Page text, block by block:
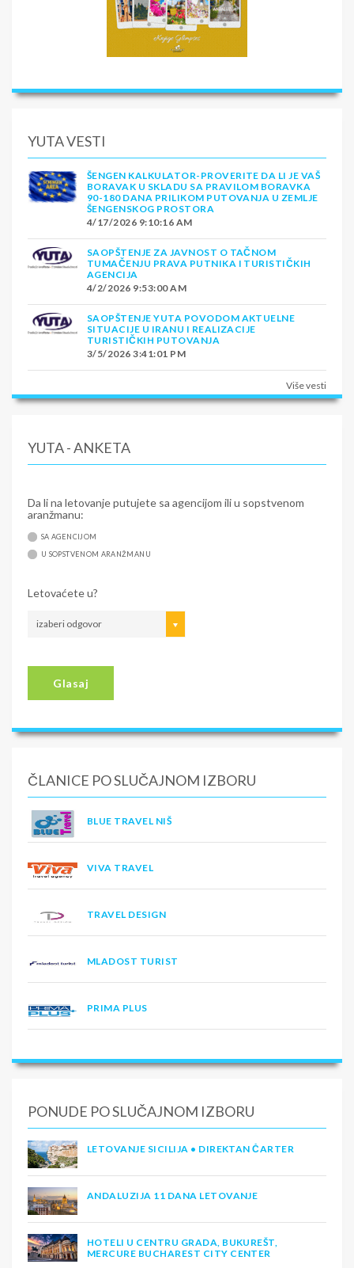
YUTA VESTI
ŠENGEN KALKULATOR-PROVERITE DA LI JE VAŠ
BORAVAK U SKLADU SA PRAVILOM BORAVKA
90-180 DANA PRILIKOM PUTOVANJA U ZEMLJE
ŠENGENSKOG PROSTORA
4/17/2026 9:10:16 AM
SAOPŠTENJE ZA JAVNOST O TAČNOM
TUMAČENJU PRAVA PUTNIKA I TURISTIČKIH
AGENCIJA
4/2/2026 9:53:00 AM
SAOPŠTENJE YUTA POVODOM AKTUELNE
SITUACIJE U IRANU I REALIZACIJE
TURISTIČKIH PUTOVANJA
3/5/2026 3:41:01 PM
Više vesti
YUTA - ANKETA
Da li na letovanje putujete sa agencijom ili u sopstvenom
aranžmanu:
SA AGENCIJOM
U SOPSTVENOM ARANŽMANU
Letovaćete u?
izaberi odgovor
Glasaj
ČLANICE PO SLUČAJNOM IZBORU
BLUE TRAVEL NIŠ
VIVA TRAVEL
TRAVEL DESIGN
MLADOST TURIST
PRIMA PLUS
PONUDE PO SLUČAJNOM IZBORU
LETOVANJE SICILIJA • DIREKTAN ČARTER
ANDALUZIJA 11 DANA LETOVANJE
HOTELI U CENTRU GRADA, BUKUREŠT,
MERCURE BUCHAREST CITY CENTER